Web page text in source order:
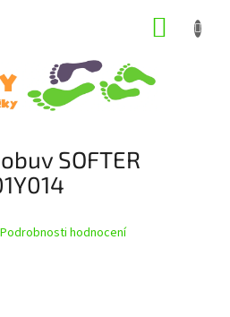
SOFTER
Podrobnosti hodnocení